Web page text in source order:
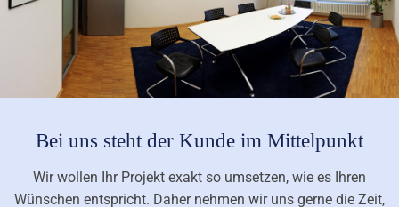
Bei uns steht der Kunde im Mittelpunkt
Wir wollen Ihr Projekt exakt so umsetzen, wie es Ihren
Wünschen entspricht. Daher nehmen wir uns gerne die Zeit,